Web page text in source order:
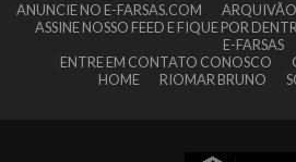
ANUNCIE NO E-FARSAS.COM
ASSINE NOSSO FEED E FIQUE POR
E-FARSAS
ENTRE EM CONTATO CONOSCO
HOME
RIOMAR BRUNO